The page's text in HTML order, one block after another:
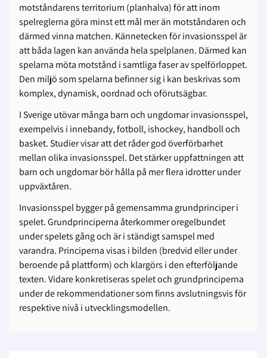
motståndarens territorium (planhalva) för att inom
spelreglerna göra minst ett mål mer än motståndaren och
därmed vinna matchen. Kännetecken för invasionsspel är
att båda lagen kan använda hela spelplanen. Därmed kan
spelarna möta motstånd i samtliga faser av spelförloppet.
Den miljö som spelarna befinner sig i kan beskrivas som
komplex, dynamisk, oordnad och oförutsägbar.
I Sverige utövar många barn och ungdomar invasionsspel,
exempelvis i innebandy, fotboll, ishockey, handboll och
basket. Studier visar att det råder god överförbarhet
mellan olika invasionsspel. Det stärker uppfattningen att
barn och ungdomar bör hålla på mer flera idrotter under
uppväxtåren.
Invasionsspel bygger på gemensamma grundprinciper i
spelet. Grundprinciperna återkommer oregelbundet
under spelets gång och är i ständigt samspel med
varandra. Principerna visas i bilden (bredvid eller under
beroende på plattform) och klargörs i den efterföljande
texten. Vidare konkretiseras spelet och grundprinciperna
under de rekommendationer som finns avslutningsvis för
respektive nivå i utvecklingsmodellen.